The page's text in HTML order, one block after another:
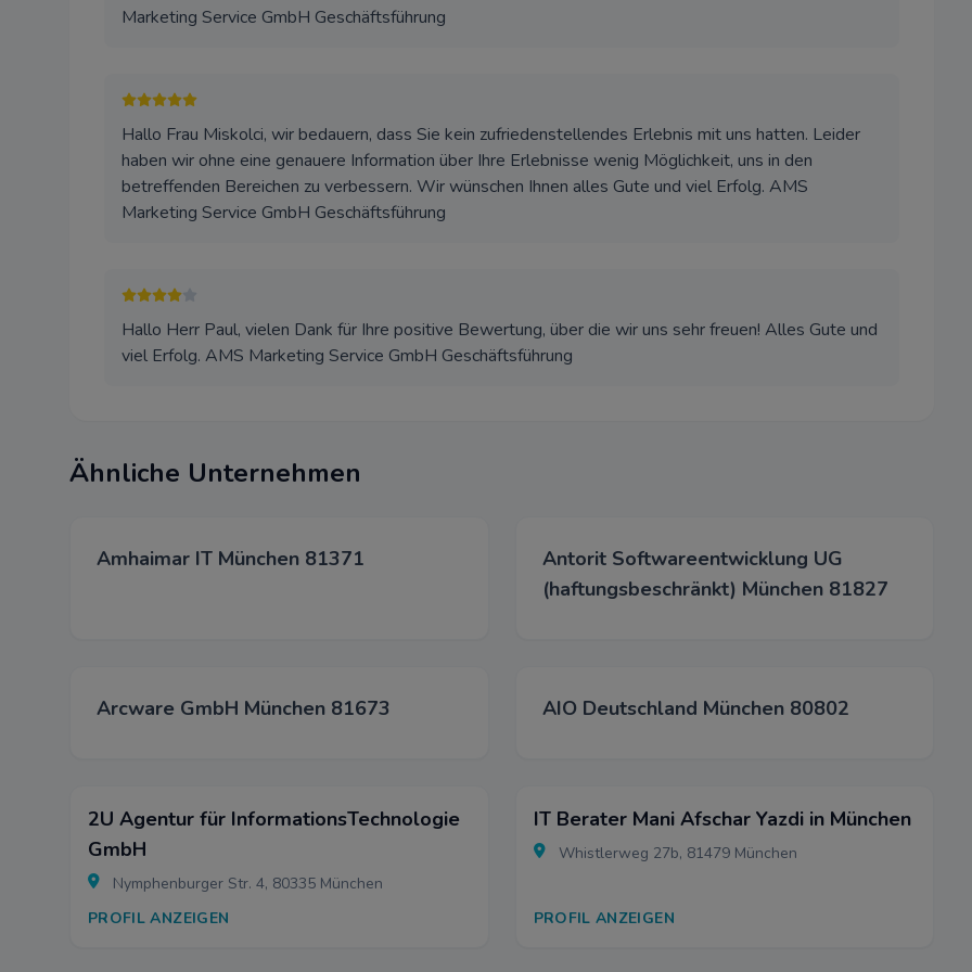
Marketing Service GmbH Geschäftsführung
Hallo Frau Miskolci, wir bedauern, dass Sie kein zufriedenstellendes Erlebnis mit uns hatten. Leider
haben wir ohne eine genauere Information über Ihre Erlebnisse wenig Möglichkeit, uns in den
betreffenden Bereichen zu verbessern. Wir wünschen Ihnen alles Gute und viel Erfolg. AMS
Marketing Service GmbH Geschäftsführung
Hallo Herr Paul, vielen Dank für Ihre positive Bewertung, über die wir uns sehr freuen! Alles Gute und
viel Erfolg. AMS Marketing Service GmbH Geschäftsführung
Ähnliche Unternehmen
Amhaimar IT München 81371
Antorit Softwareentwicklung UG
(haftungsbeschränkt) München 81827
Arcware GmbH München 81673 AIO Deutschland München 80802
2U Agentur für InformationsTechnologie
GmbH
Nymphenburger Str. 4, 80335 München
PROFIL ANZEIGEN
IT Berater Mani Afschar Yazdi in München
Whistlerweg 27b, 81479 München
PROFIL ANZEIGEN